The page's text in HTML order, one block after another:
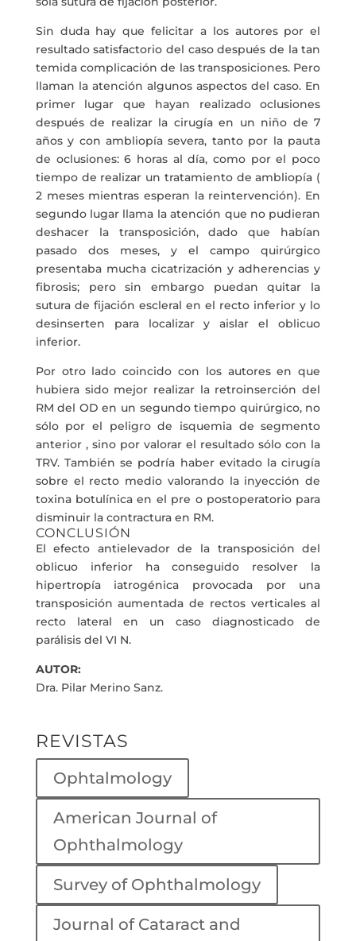
Sin duda hay que felicitar a los autores por el
resultado satisfactorio del caso después de la tan
temida complicación de las transposiciones. Pero
llaman la atención algunos aspectos del caso. En
primer lugar que hayan realizado oclusiones
después de realizar la cirugía en un niño de 7
años y con ambliopía severa, tanto por la pauta
de oclusiones: 6 horas al día, como por el poco
tiempo de realizar un tratamiento de ambliopía (
2 meses mientras esperan la reintervención). En
segundo lugar llama la atención que no pudieran
deshacer la transposición, dado que habían
pasado dos meses, y el campo quirúrgico
presentaba mucha cicatrización y adherencias y
fibrosis; pero sin embargo puedan quitar la
sutura de fijación escleral en el recto inferior y lo
desinserten para localizar y aislar el oblicuo
inferior.
Por otro lado coincido con los autores en que
hubiera sido mejor realizar la retroinserción del
RM del OD en un segundo tiempo quirúrgico, no
sólo por el peligro de isquemia de segmento
anterior , sino por valorar el resultado sólo con la
TRV. También se podría haber evitado la cirugía
sobre el recto medio valorando la inyección de
toxina botulínica en el pre o postoperatorio para
disminuir la contractura en RM.
CONCLUSIÓN
El efecto antielevador de la transposición del
oblicuo inferior ha conseguido resolver la
hipertropía iatrogénica provocada por una
transposición aumentada de rectos verticales al
recto lateral en un caso diagnosticado de
parálisis del VI N.
AUTOR:
Dra. Pilar Merino Sanz.
REVISTAS
Ophtalmology
American Journal of
Ophthalmology
Survey of Ophthalmology
Journal of Cataract and